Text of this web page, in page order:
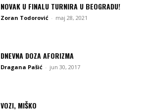
NOVAK U FINALU TURNIRA U BEOGRADU!
Zoran Todorović - maj 28, 2021
DNEVNA DOZA AFORIZMA
Dragana Pašić - jun 30, 2017
VOZI, MIŠKO